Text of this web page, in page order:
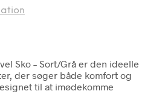
Sko – Sort/Grå er den ideelle
der søger både komfort og
til at imødekomme